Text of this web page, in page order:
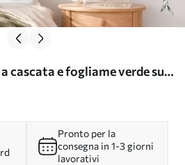
cascata e fogliame verde su
Pronto per la
consegna in 1-3 giorni
lavorativi